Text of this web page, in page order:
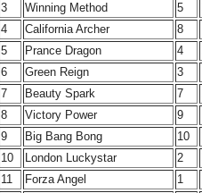
3
Winning Method 5
4
California Archer 8
5
Prance Dragon 4
6
Green Reign 3
7
Beauty Spark 7
8
Victory Power 9
9
Big Bang Bong 10
10
London Luckystar 2
11
Forza Angel 1